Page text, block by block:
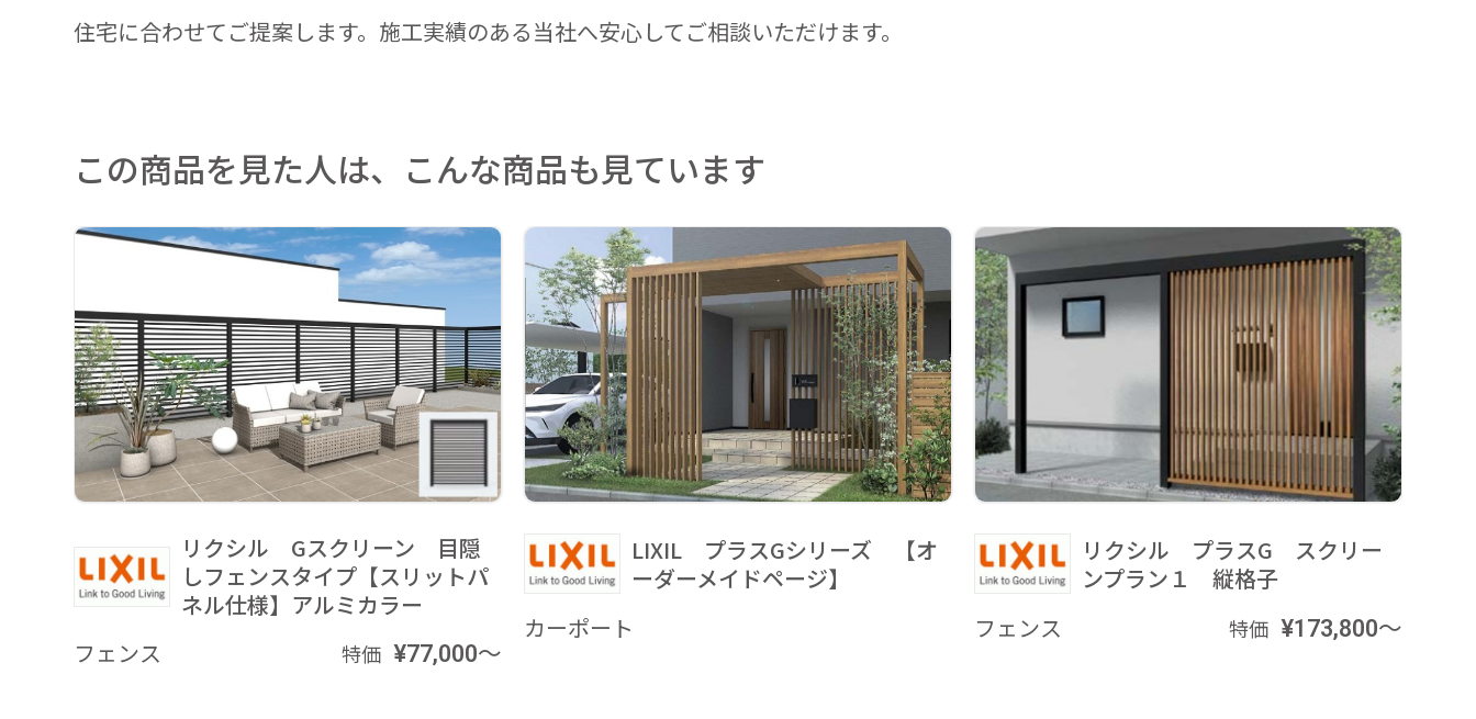
住宅に合わせてご提案します。施工実績のある当社へ安心してご相談いただけます。
この商品を見た人は、こんな商品も見ています
リクシル Gスクリーン 目隠
しフェンスタイプ【スリットパ
ネル仕様】アルミカラー
フェンス
特価 ¥77,000～
LIXIL プラスGシリーズ 【オ
ーダーメイドページ】
カーポート
リクシル プラスG スクリー
ンプラン１ 縦格子
フェンス
特価 ¥173,800～